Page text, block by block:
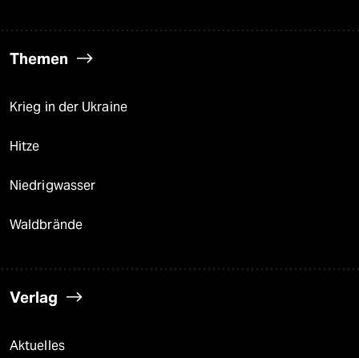
Themen
Krieg in der Ukraine
Hitze
Niedrigwasser
Waldbrände
Verlag
Aktuelles